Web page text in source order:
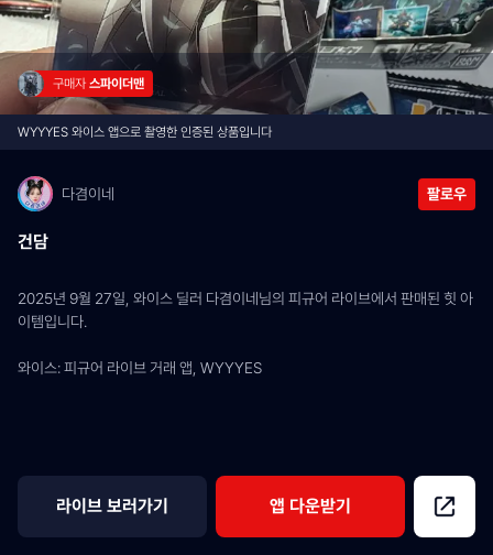
구매자 스파이더맨
WYYYES 와이스 앱으로 촬영한 인증된 상품입니다
다겸이네 팔로우
건담
2025년 9월 27일, 와이스 딜러 다겸이네님의 피규어 라이브에서 판매된 힛 아
이템입니다.
와이스: 피규어 라이브 거래 앱, WYYYES
라이브 보러가기 앱 다운받기